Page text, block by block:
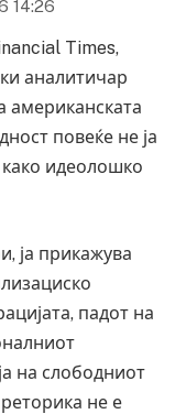
14:26
Times,
аналитичар
американската
повеќе не ја
како идеолошко
ја прикажува
падот на
на слободниот
не е